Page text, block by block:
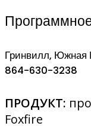
Гринвилл,
864-630-3238
ПРОДУКТ:
Foxfire